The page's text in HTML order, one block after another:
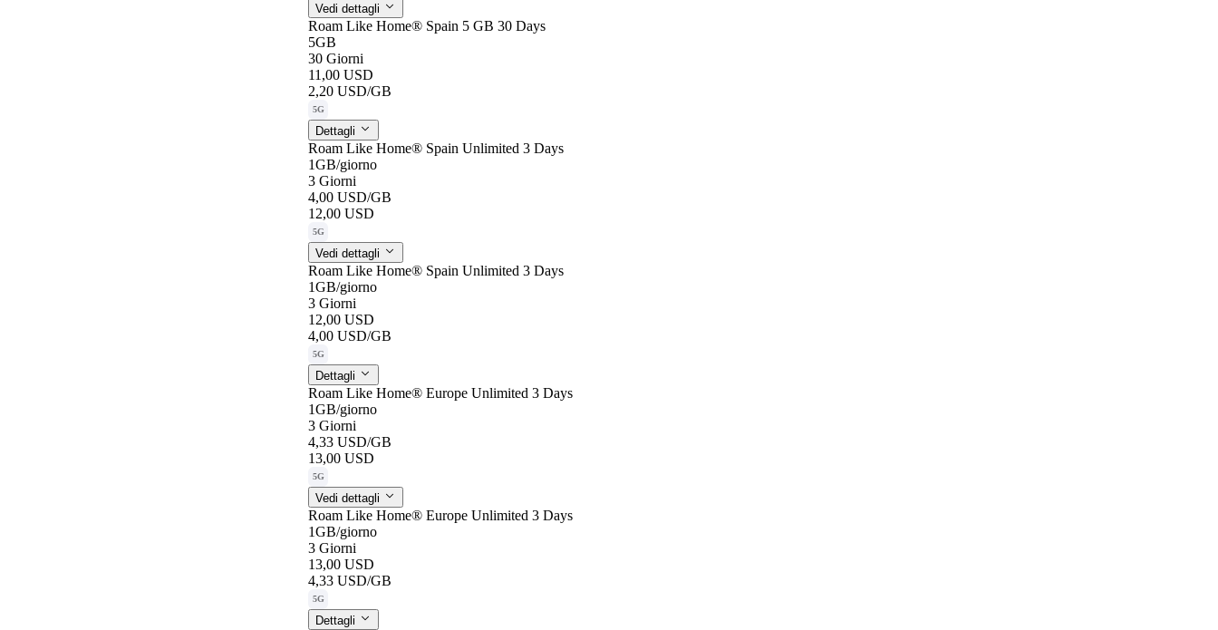
Vedi dettagli
Roam Like Home® Spain 5 GB 30 Days
5GB
30 Giorni
11,00 USD
2,20 USD/GB
5G
Dettagli
Roam Like Home® Spain Unlimited 3 Days
1GB/giorno
3 Giorni
4,00 USD/GB
12,00 USD
5G
Vedi dettagli
Roam Like Home® Spain Unlimited 3 Days
1GB/giorno
3 Giorni
12,00 USD
4,00 USD/GB
5G
Dettagli
Roam Like Home® Europe Unlimited 3 Days
1GB/giorno
3 Giorni
4,33 USD/GB
13,00 USD
5G
Vedi dettagli
Roam Like Home® Europe Unlimited 3 Days
1GB/giorno
3 Giorni
13,00 USD
4,33 USD/GB
5G
Dettagli